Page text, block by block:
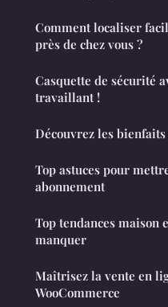
Comment localiser
près de chez vous ?
Casquette de sécurité
travaillant !
Découvrez les
Top astuces pour
abonnement
Top tendances maison
manquer
Maîtrisez la vente en
WooCommerce